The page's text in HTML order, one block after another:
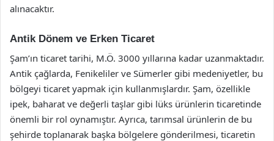
alınacaktır.
Antik Dönem ve Erken Ticaret
Şam’ın ticaret tarihi, M.Ö. 3000 yıllarına kadar uzanmaktadır.
Antik çağlarda, Fenikeliler ve Sümerler gibi medeniyetler, bu
bölgeyi ticaret yapmak için kullanmışlardır. Şam, özellikle
ipek, baharat ve değerli taşlar gibi lüks ürünlerin ticaretinde
önemli bir rol oynamıştır. Ayrıca, tarımsal ürünlerin de bu
şehirde toplanarak başka bölgelere gönderilmesi, ticaretin